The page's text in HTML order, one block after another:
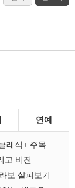
연예
래식+ 주목
고 비전
보 살펴보기